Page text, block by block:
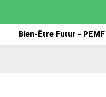
Bien-Être Futur - PEMF